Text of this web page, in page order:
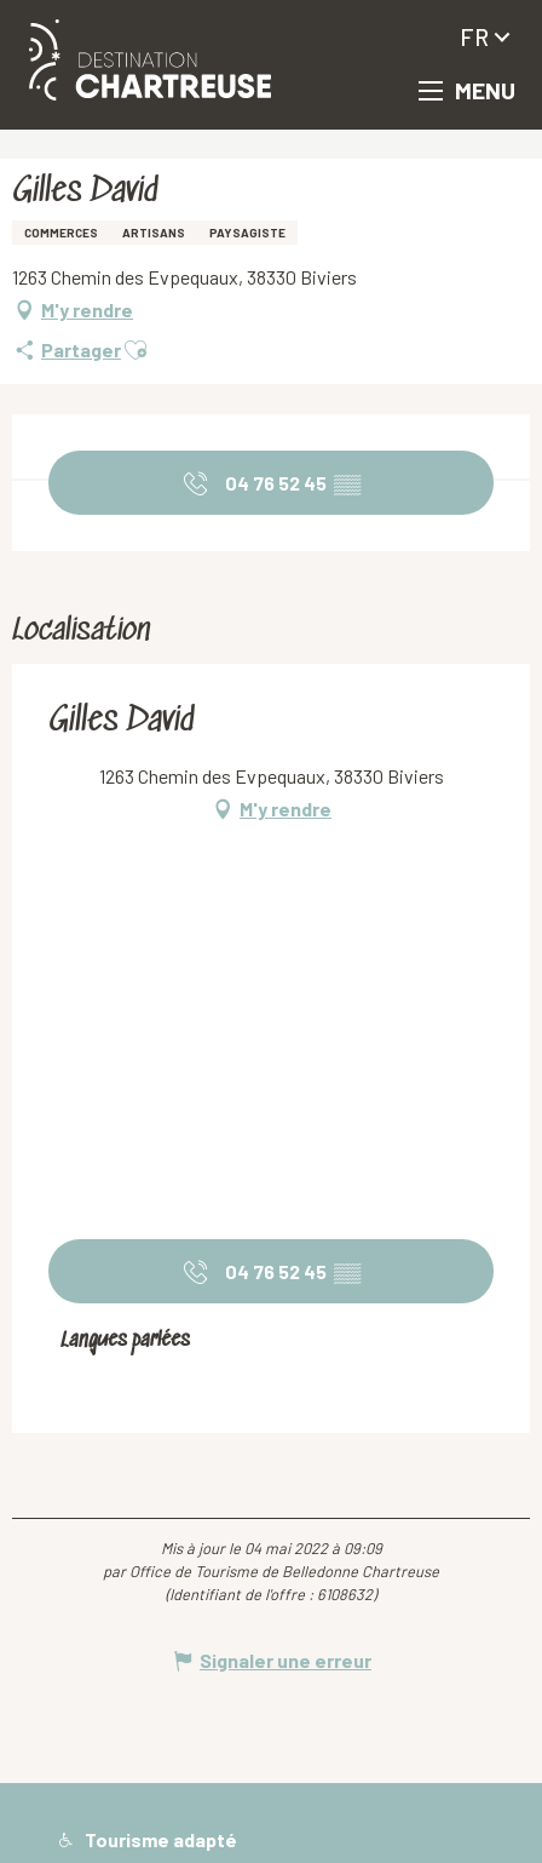
Aller
principal
MENU
FR
Gilles David
COMMERCES ARTISANS PAYSAGISTE
1263 Chemin des Evpequaux, 38330 Biviers
M'y rendre
PartagerAjouter aux favoris
04 76 52 45 ▒▒
Localisation
Gilles David
1263 Chemin des Evpequaux, 38330 Biviers
M'y rendre
04 76 52 45 ▒▒
Langues parlées
Langues parlées
Mis à jour le 04 mai 2022 à 09:09
par Office de Tourisme de Belledonne Chartreuse
(Identifiant de l'offre : 6108632)
Signaler une erreur
Tourisme adapté